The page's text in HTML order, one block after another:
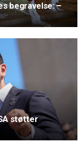
begravelse: –
støtter